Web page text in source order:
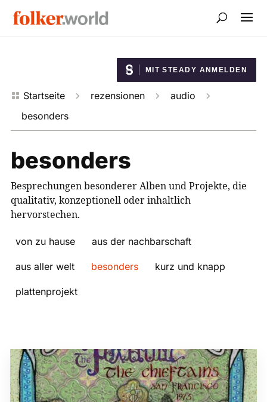
MIT STEADY ANMELDEN
 Startseite  rezensionen  audio 
besonders
besonders
Besprechungen besonderer Alben und Projekte, die
qualitativ, konzeptionell oder inhaltlich
hervorstechen.
von zu hause aus der nachbarschaft
aus aller welt besonders kurz und knapp
plattenprojekt